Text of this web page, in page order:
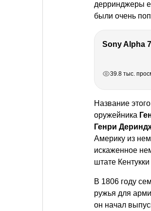
дерринджеры
были очень
Sony
39.8 тыс.
Название
оружейника
Генри
Америку из
искаженное
штате
В 1806 году
ружья для
он начал